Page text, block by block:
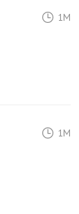
1M
1M